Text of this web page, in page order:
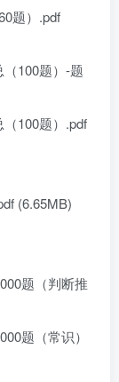
题）.pdf
100题）-题
100题）.pdf
(6.65MB)
题（判断推
题（常识）